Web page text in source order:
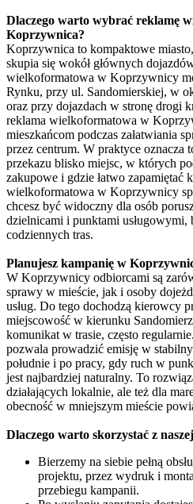
Dlaczego warto wybrać reklamę
Koprzywnica?
Koprzywnica to kompaktowe
skupia się wokół głównych
wielkoformatowa w Koprzywnicy
Rynku, przy ul. Sandomierskiej, w
oraz przy dojazdach w stronę drogi
reklama wielkoformatowa w
mieszkańcom podczas załatwiania
przez centrum. W praktyce oznacza
przekazu blisko miejsc, w których
zakupowe i gdzie łatwo zapamiętać
wielkoformatowa w Koprzywnicy
chcesz być widoczny dla osób
dzielnicami i punktami usługowymi,
codziennych tras.
Planujesz kampanię w
W Koprzywnicy odbiorcami są
sprawy w mieście, jak i osoby
usług. Do tego dochodzą kierowcy
miejscowość w kierunku
komunikat w trasie, często
pozwala prowadzić emisję w
południe i po pracy, gdy ruch w
jest najbardziej naturalny. To
działających lokalnie, ale też dla
obecność w mniejszym mieście
Dlaczego warto skorzystać z
Bierzemy na siebie pełną
projektu, przez wydruk i
przebiegu kampanii.